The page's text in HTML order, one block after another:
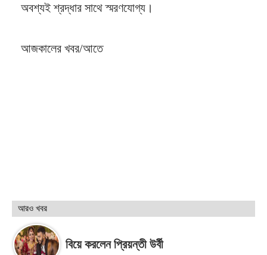
অবশ্যই শ্রদ্ধার সাথে স্মরণযোগ্য।
আজকালের খবর/আতে
আরও খবর
বিয়ে করলেন প্রিয়ন্তী উর্বী